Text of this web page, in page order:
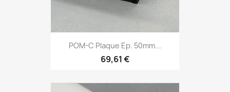
POM-C Plaque Ep. 50mm...
69,61 €